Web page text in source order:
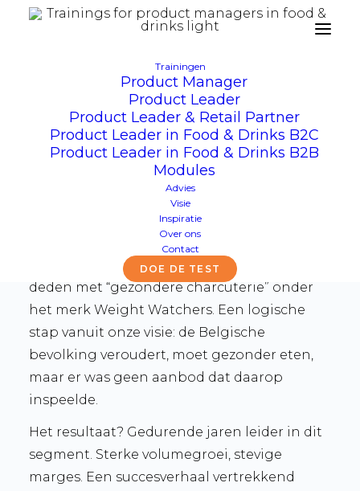
Trainingen
Product Manager
Product Leader
Product Leader & Retail Partner
Product Leader in Food & Drinks B2C
Product Leader in Food & Drinks B2B
Modules
Advies
Visie
Inspiratie
Over ons
Contact
DOE DE TEST
Product manager of
Product Leader – Wie
wint in de markt ?
“Het gat in de markt vinden” … is een
uitdaging die me altijd geïntrigeerd heeft.
Boeiender nog was het introduceren van
volledig nieuwe segmenten – zoals we
deden met “gezondere charcuterie” onder
het merk Weight Watchers. Een logische
stap vanuit onze visie: de Belgische
bevolking veroudert, moet gezonder eten,
maar er was geen aanbod dat daarop
inspeelde.
Het resultaat? Gedurende jaren leider in dit
segment. Sterke volumegroei, stevige
marges. Een succesverhaal vertrekkend